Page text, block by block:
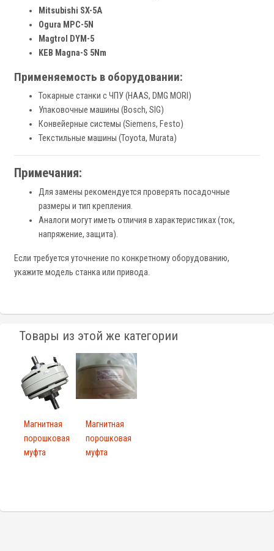
Mitsubishi SX-5A
Ogura MPC-5N
Magtrol DYM-5
KEB Magna-S 5Nm
Применяемость в оборудовании:
Токарные станки с ЧПУ (HAAS, DMG MORI)
Упаковочные машины (Bosch, SIG)
Конвейерные системы (Siemens, Festo)
Текстильные машины (Toyota, Murata)
Примечания:
Для замены рекомендуется проверять посадочные
размеры и тип крепления.
Аналоги могут иметь отличия в характеристиках (ток,
напряжение, защита).
Если требуется уточнение по конкретному оборудованию,
укажите модель станка или привода.
Товары из этой же категории
Магнитная
порошковая
муфта
Магнитная
порошковая
муфта